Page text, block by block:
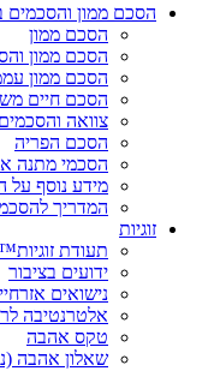
הסכם ממון
הסכם ממון
הסכם ממון
הסכם ממון
הסכם חיים
צוואה
הסכם הפריה
הסכמי מתנה
מידע נוסף
המדריך
זוגיות
תעודת
ידועים בציבור
נישואים
אלטרנטיבה
טקס אהבה
שאלון אהבה